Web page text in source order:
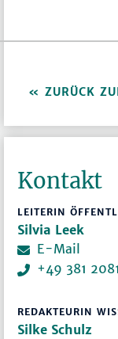
ZURÜCK
Kontakt
LEITERIN
Silvia Leek
E-Mail
+49 381
REDAKTEURIN
Silke Schulz